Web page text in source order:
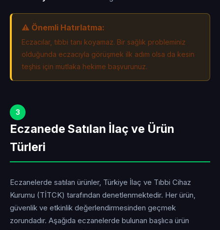
⚠️ Önemli Hatırlatma:
Eczacılar, tıbbi tanı koyamaz. Bir sağlık probleminiz
olduğunda eczacıyla görüşmek ilk adım olsa da kesin
teşhis için mutlaka hekime başvurunuz.
3
Eczanede Satılan İlaç ve Ürün
Türleri
Eczanelerde satılan ürünler, Türkiye İlaç ve Tıbbi Cihaz
Kurumu (TİTCK) tarafından denetlenmektedir. Her ürün,
güvenlik ve etkinlik değerlendirmesinden geçmek
zorundadır. Aşağıda eczanelerde bulunan başlıca ürün